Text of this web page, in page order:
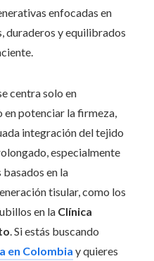
enfocadas en
duraderos y equilibrados
centra solo en
en potenciar la firmeza,
integración del tejido
especialmente
en la
tisular, como los
en la Clínica
. Si estás buscando
en Colombia y quieres